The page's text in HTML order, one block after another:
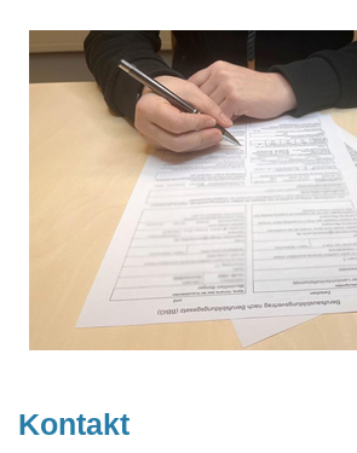
Kontakt